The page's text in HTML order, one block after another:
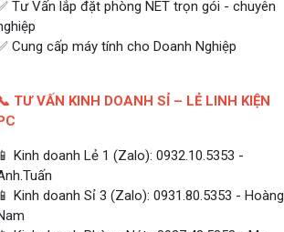
Tư Vấn lắp đặt phòng NET trọn gói - chuyên
Cung cấp máy tính cho Doanh Nghiệp
TƯ VẤN KINH DOANH SỈ – LẺ LINH KIỆN
📱 Kinh doanh Lẻ 1 (Zalo): 0932.10.5353 -
📱 Kinh doanh Sỉ 3 (Zalo): 0931.80.5353 - Hoàng